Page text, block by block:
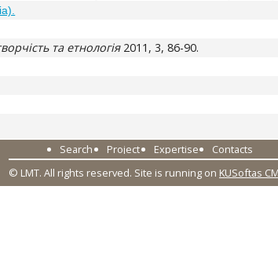
та етнологія2011, 3, 86-90.
Search Project Expertise
Contacts
© LMT. All rights reserved. Site is running on KUSoftas